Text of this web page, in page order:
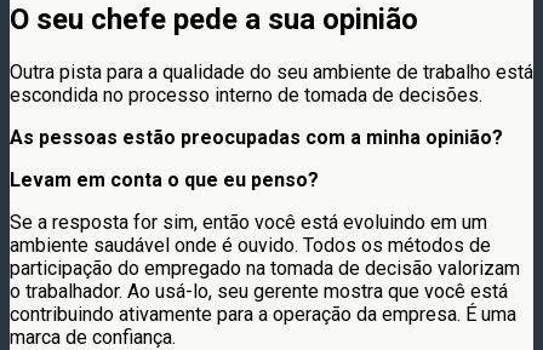
O seu chefe pede a sua opinião
Outra pista para a qualidade do seu ambiente de trabalho está
escondida no processo interno de tomada de decisões.
As pessoas estão preocupadas com a minha opinião?
Levam em conta o que eu penso?
Se a resposta for sim, então você está evoluindo em um
ambiente saudável onde é ouvido. Todos os métodos de
participação do empregado na tomada de decisão valorizam
o trabalhador. Ao usá-lo, seu gerente mostra que você está
contribuindo ativamente para a operação da empresa. É uma
marca de confiança.